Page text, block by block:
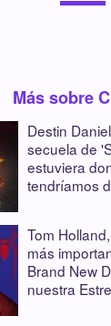
Más sobre
Destin
secuela de
estuviera
tendríamos
Tom
más
Brand New
nuestra